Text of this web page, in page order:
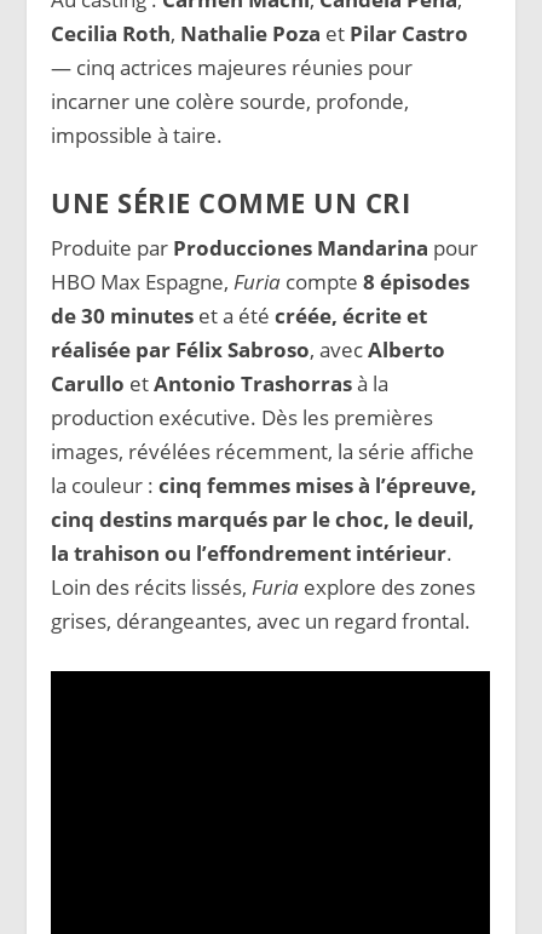
Cecilia Roth, Nathalie Poza et Pilar Castro
— cinq actrices majeures réunies pour
incarner une colère sourde, profonde,
impossible à taire.
UNE SÉRIE COMME UN CRI
Produite par Producciones Mandarina pour
HBO Max Espagne,Furia compte8 épisodes
de 30 minutes et a étécréée, écrite et
réalisée par Félix Sabroso, avecAlberto
Carullo etAntonio Trashorrasà la
production exécutive. Dès les premières
images, révélées récemment, la série affiche
la couleur :cinq femmes mises à l’épreuve,
cinq destins marqués par le choc, le deuil,
la trahison ou l’effondrement intérieur.
Loin des récits lissés,Furia explore des zones
grises, dérangeantes, avec un regard frontal.